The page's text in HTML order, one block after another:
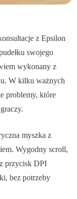
z Epsilon
swojego
wykonany z
W kilku ważnych
problemy, które
myszka z
Wygodny scroll,
przycisk DPI
bez potrzeby